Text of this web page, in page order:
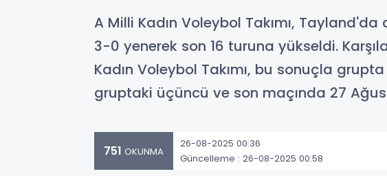
A Milli Kadın Voleybol Takımı,
3-0 yenerek son 16 turuna yükseldi.
Kadın Voleybol Takımı, bu sonuçla
gruptaki üçüncü ve son maçında 27
751 OKUNMA
26-08-2025 00:36
Güncelleme : 26-08-2025 00:58